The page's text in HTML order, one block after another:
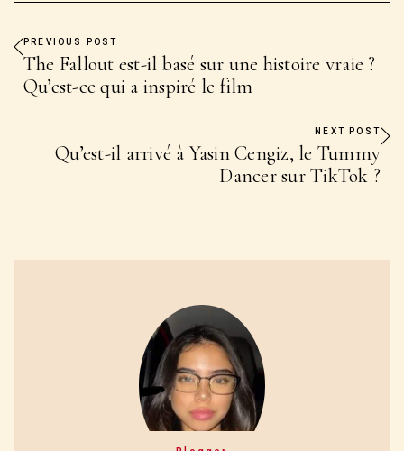
PREVIOUS POST
The Fallout est-il basé sur une histoire vraie ?
Qu’est-ce qui a inspiré le film
NEXT POST
Qu’est-il arrivé à Yasin Cengiz, le Tummy
Dancer sur TikTok ?